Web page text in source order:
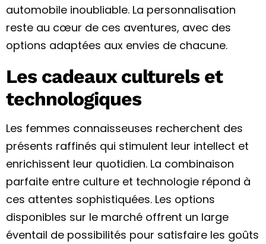
automobile inoubliable. La personnalisation
reste au cœur de ces aventures, avec des
options adaptées aux envies de chacune.
Les cadeaux culturels et
technologiques
Les femmes connaisseuses recherchent des
présents raffinés qui stimulent leur intellect et
enrichissent leur quotidien. La combinaison
parfaite entre culture et technologie répond à
ces attentes sophistiquées. Les options
disponibles sur le marché offrent un large
éventail de possibilités pour satisfaire les goûts